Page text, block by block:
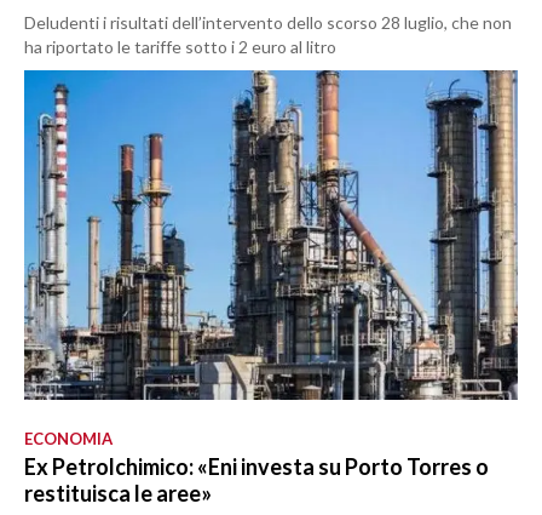
Deludenti i risultati dell’intervento dello scorso 28 luglio, che non
ha riportato le tariffe sotto i 2 euro al litro
ECONOMIA
Ex Petrolchimico: «Eni investa su Porto Torres o
restituisca le aree»